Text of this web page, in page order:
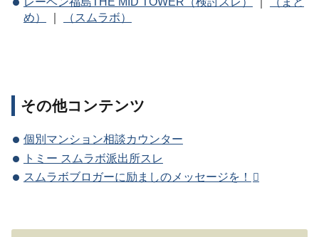
め）
｜ （スムラボ）
その他コンテンツ
個別マンション相談カウンター
トミー スムラボ派出所スレ
スムラボブロガーに励ましのメッセージを！